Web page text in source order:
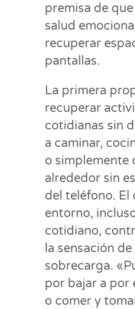
premisa de
salud
recuperar
pantallas.
La primera
recuperar
cotidianas sin
a caminar,
o simplemente
alrededor sin
del teléfono. El
entorno,
cotidiano,
la sensación
sobrecarga.
por bajar a por
o comer y